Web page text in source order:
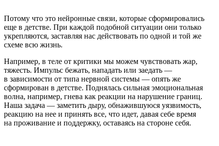
Потому что это нейронные связи, которые сформировались
еще в детстве. При каждой подобной ситуации они только
укрепляются, заставляя нас действовать по одной и той же
схеме всю жизнь.
Например, в теле от критики мы можем чувствовать жар,
тяжесть. Импульс бежать, нападать или заедать —
в зависимости от типа нервной системы — опять же
сформирован в детстве. Поднялась сильная эмоциональная
волна, например, гнева как реакции на нарушение границ.
Наша задача — заметить дыру, обнажившуюся уязвимость,
реакцию на нее и принять все, что идет, давая себе время
на проживание и поддержку, оставаясь на стороне себя.